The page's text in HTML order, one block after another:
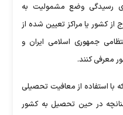
رسیدگی وضع مشمولیت به
از کشور یا مراکز تعیین شده از
جمهوری اسلامی ایران و
معرفی کنند.
با استفاده از معافیت تحصیلی
در حین تحصیل به کشور